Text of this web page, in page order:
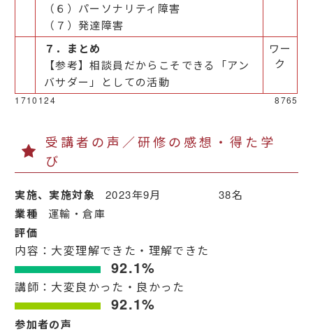
（６）パーソナリティ障害
（７）発達障害
７．まとめ
【参考】相談員だからこそできる「アン
バサダー」としての活動
ワー
ク
8765
1710124
受講者の声／研修の感想・得た学
び
実施、実施対象 2023年9月 38名
業種 運輸・倉庫
評価
内容：大変理解できた・理解できた
92.1%
講師：大変良かった・良かった
92.1%
参加者の声